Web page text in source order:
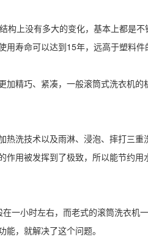
构上没有多大的变化，基本上都是
寿命可以达到15年，远高于塑料件
精巧、紧凑，一般滚筒式洗衣机的
洗技术以及雨淋、浸泡、摔打三
用被发挥到了极致，所以能节约
一小时左右，而老式的滚筒洗衣机
，就解决了这个问题。